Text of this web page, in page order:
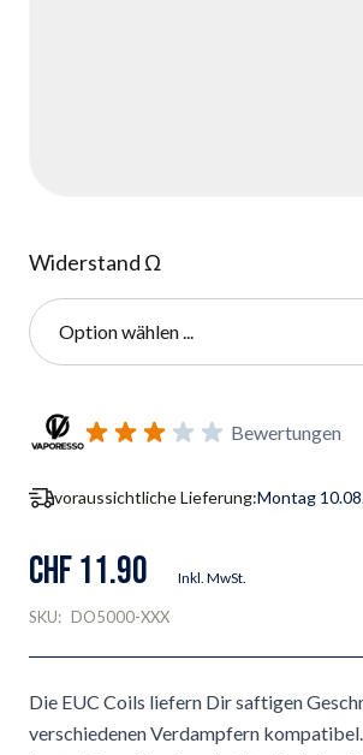
Widerstand Ω
Option wählen ...
Benachrichtigungsformular für
Bewertungen
voraussichtliche Lieferung:Montag
CHF 11.90 Inkl. MwSt.
SKU: DO5000-XXX
Die EUC Coils liefern Dir saftigen
verschiedenen Verdampfern